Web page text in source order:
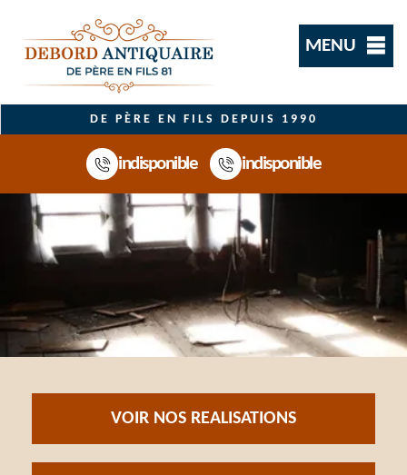
MENU
DE PÈRE EN FILS DEPUIS 1990
indisponible indisponible
VOIR NOS REALISATIONS